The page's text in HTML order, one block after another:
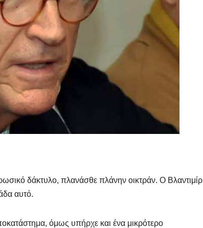
δάκτυλο, πλανάσθε πλάνην οικτράν. Ο Βλαντιμίρ
αυτό.
όμως υπήρχε και ένα μικρότερο